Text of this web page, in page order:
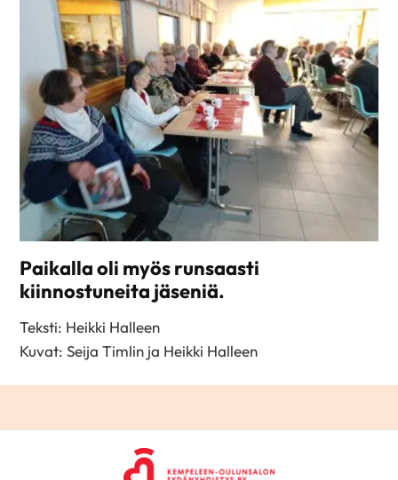
Paikalla oli myös runsaasti
kiinnostuneita jäseniä.
Teksti: Heikki Halleen
Kuvat: Seija Timlin ja Heikki Halleen